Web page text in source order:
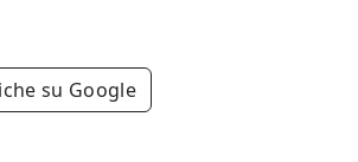
su Google